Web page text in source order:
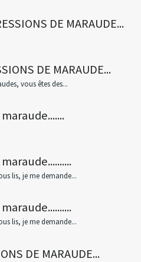
DE MARAUDE...
DE MARAUDE...
vous êtes des...
lis, je me demande...
lis, je me demande...
DE MARAUDE...